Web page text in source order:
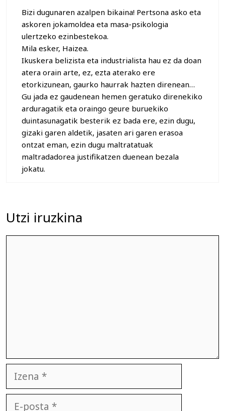
Bizi dugunaren azalpen bikaina! Pertsona asko eta
askoren jokamoldea eta masa-psikologia
ulertzeko ezinbestekoa.
Mila esker, Haizea.
Ikuskera belizista eta industrialista hau ez da doan
atera orain arte, ez, ezta aterako ere
etorkizunean, gaurko haurrak hazten direnean…
Gu jada ez gaudenean hemen geratuko direnekiko
arduragatik eta oraingo geure buruekiko
duintasunagatik besterik ez bada ere, ezin dugu,
gizaki garen aldetik, jasaten ari garen erasoa
ontzat eman, ezin dugu maltratatuak
maltradadorea justifikatzen duenean bezala
jokatu.
Utzi iruzkina